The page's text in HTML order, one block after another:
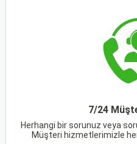
7/24
Herhangi bir sorunuz veya
Müşteri hizmetlerimizle